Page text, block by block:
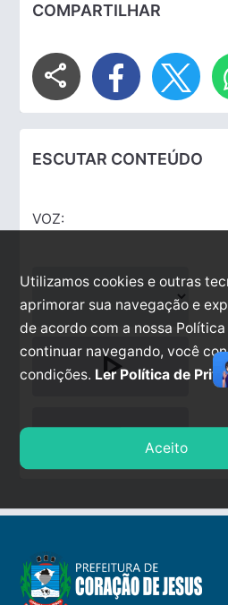
COMPARTILHAR
share
ESCUTAR CONTEÚDO
VOZ:
play_arrow
stop
Utilizamos cookies e outras
aprimorar sua navegação e
de acordo com a nossa
continuar navegando, você
condições. Ler Política de
Aceito